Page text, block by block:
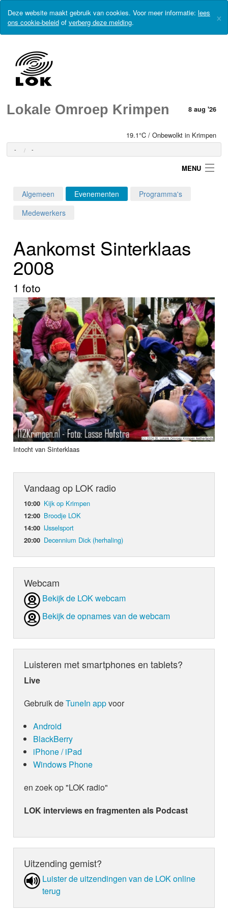
Deze website maakt gebruik van cookies. Voor meer informatie: lees
ons cookie-beleid of verberg deze melding. ×
Lokale Omroep Krimpen 8 aug '26
19.1°C / Onbewolkt in Krimpen
- -
MENU
Programma's
Foto's
Video
Webcam
Info
Algemeen Evenementen
Programma's
Medewerkers
Aankomst Sinterklaas
2008
1 foto
Intocht van Sinterklaas
Vandaag op LOK radio
10:00 Kijk op Krimpen
12:00 Broodje LOK
14:00 IJsselsport
20:00 Decennium Dick (herhaling)
Webcam
Bekijk de LOK webcam
Bekijk de opnames van de webcam
Luisteren met smartphones en tablets?
Live
Gebruik deTuneIn appvoor
Android
BlackBerry
iPhone / iPad
Windows Phone
en zoek op "LOK radio"
LOK interviews en fragmenten als Podcast
Uitzending gemist?
Luister de uit­zen­din­gen van de LOK online
terug